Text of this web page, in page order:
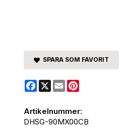
SPARA SOM FAVORIT
Facebook
X Email
Artikelnummer:
DHSG-90MX00CB